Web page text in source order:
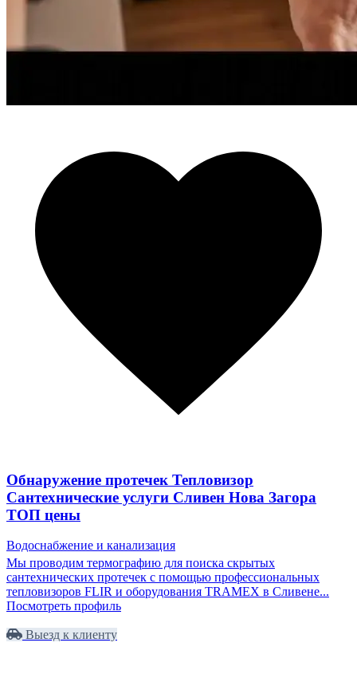
Обнаружение протечек Тепловизор
Сантехнические услуги Сливен Нова Загора
ТОП цены
Водоснабжение и канализация
Мы проводим термографию для поиска скрытых
сантехнических протечек с помощью профессиональных
тепловизоров FLIR и оборудования TRAMEX в Сливене...
Посмотреть профиль
Выезд к клиенту